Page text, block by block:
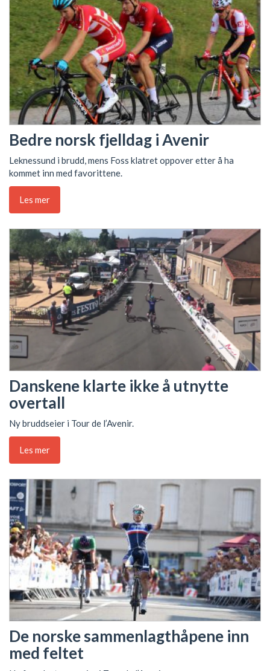
Bedre norsk fjelldag i Avenir
Leknessund i brudd, mens Foss klatret oppover etter å ha
kommet inn med favorittene.
Les mer
Danskene klarte ikke å utnytte
overtall
Ny bruddseier i Tour de l’Avenir.
Les mer
De norske sammenlagthåpene inn
med feltet